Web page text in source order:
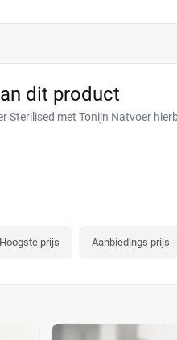
dit product
Sterilised met Tonijn Natvoer
Hoogste prijs Aanbiedings prijs